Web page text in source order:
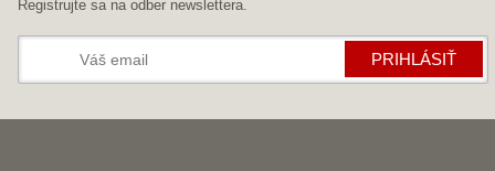
Registrujte sa na odber newslettera.
PRIHLÁSIŤ